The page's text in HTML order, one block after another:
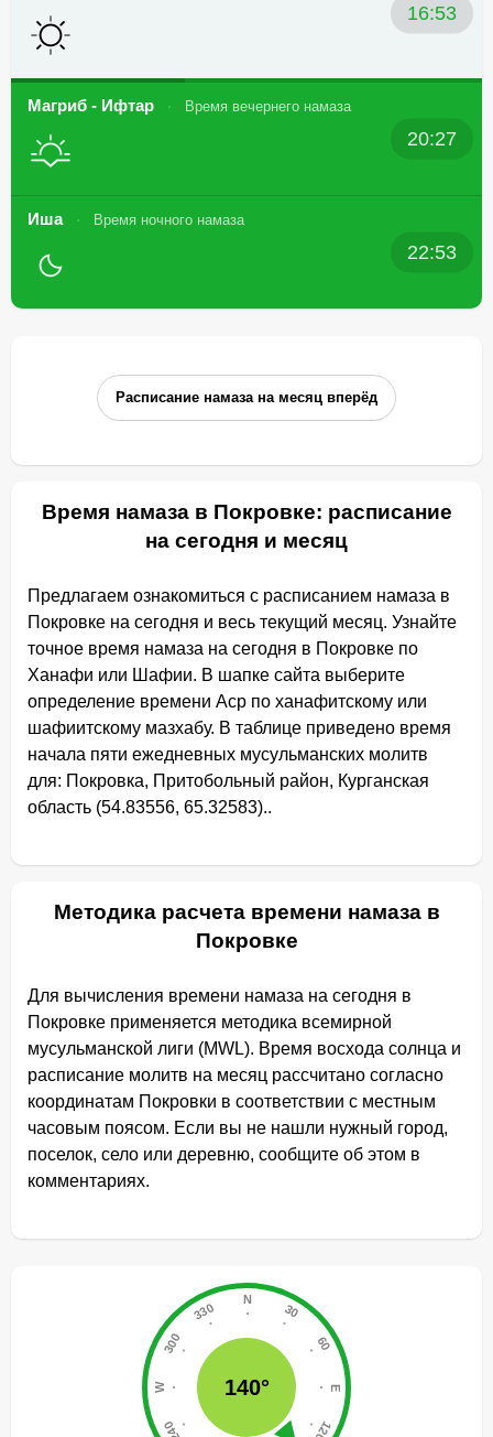
16:53
Магриб - Ифтар Время вечернего намаза
20:27
Иша Время ночного намаза
22:53
Расписание намаза на месяц вперёд
Время намаза в Покровке: расписание
на сегодня и месяц
Предлагаем ознакомиться с расписанием намаза в
Покровке на сегодня и весь текущий месяц. Узнайте
точное время намаза на сегодня в Покровке по
Ханафи или Шафии. В шапке сайта выберите
определение времени Аср по ханафитскому или
шафиитскому мазхабу. В таблице приведено время
начала пяти ежедневных мусульманских молитв
для: Покровка, Притобольный район, Курганская
область (54.83556, 65.32583)..
Методика расчета времени намаза в
Покровке
Для вычисления времени намаза на сегодня в
Покровке применяется методика всемирной
мусульманской лиги (MWL). Время восхода солнца и
расписание молитв на месяц рассчитано согласно
координатам Покровки в соответствии с местным
часовым поясом. Если вы не нашли нужный город,
поселок, село или деревню, сообщите об этом в
комментариях.
140°